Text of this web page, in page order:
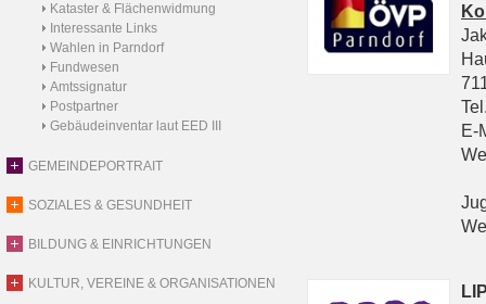
Kataster & Flächenwidmung
Interessante Links
Wahlen in Parndorf
Fundwesen
Amtssignatur
Postpartner
Gebäudeinventar laut EED III
GEMEINDEPORTRAIT
SOZIALES & GESUNDHEIT
BILDUNG & EINRICHTUNGEN
KULTUR, VEREINE & ORGANISATIONEN
E-